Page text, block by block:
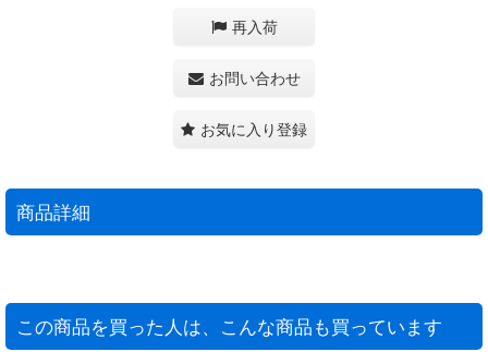
再入荷
お問い合わせ
お気に入り登録
商品詳細
この商品を買った人は、こんな商品も買っています